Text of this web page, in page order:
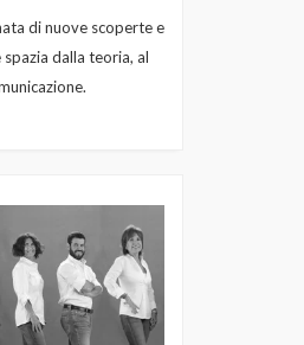
di nuove scoperte e
dalla teoria, al